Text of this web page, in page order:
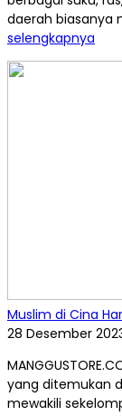
daerah biasanya
selengkapnya
Muslim di Cina
28 Desember
yang ditemukan
mewakili